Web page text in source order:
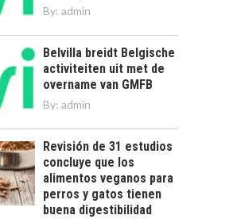
By: admin
Belvilla breidt Belgische
activiteiten uit met de
overname van GMFB
By: admin
Revisión de 31 estudios
concluye que los
alimentos veganos para
perros y gatos tienen
buena digestibilidad